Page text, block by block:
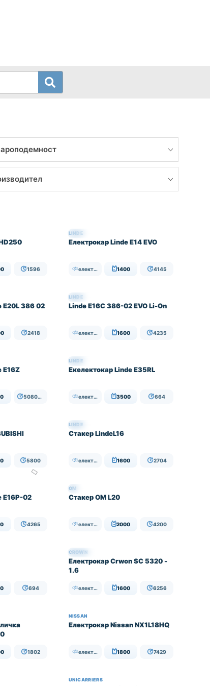
1596
НАЛИЧЕН
LINDE
Електрокар Linde E14 EVO
електрически 1400 4145
E20L 386 02
2418
НАЛИЧЕН
LINDE
Linde E16C 386-02 EVO Li-On
електрически 1600 4235
E16Z
50809 (работни+контактни)
НАЛИЧЕН
LINDE
Екелектокар Linde E35RL
електрически 3500 664
5800
НАЛИЧЕН
LINDE
Стакер LindeL16
електрически 1600 2704
E16P-02
4265
НАЛИЧЕН
OM
Стакер OM L20
електрически 2000 4200
694
НАЛИЧЕН
CROWN
Електрокар Crwon SC 5320 -
1.6
електрически 1600 6256
1802
NISSAN
Електрокар Nissan NX1L18HQ
електрически 1800 7429
UNICARRIERS